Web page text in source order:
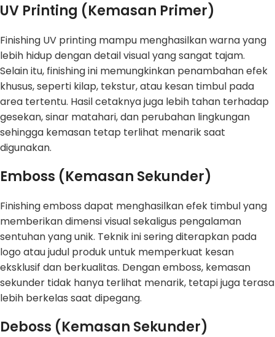
UV Printing (Kemasan Primer)
Finishing UV printing mampu menghasilkan warna yang
lebih hidup dengan detail visual yang sangat tajam.
Selain itu, finishing ini memungkinkan penambahan efek
khusus, seperti kilap, tekstur, atau kesan timbul pada
area tertentu. Hasil cetaknya juga lebih tahan terhadap
gesekan, sinar matahari, dan perubahan lingkungan
sehingga kemasan tetap terlihat menarik saat
digunakan.
Emboss (Kemasan Sekunder)
Finishing emboss dapat menghasilkan efek timbul yang
memberikan dimensi visual sekaligus pengalaman
sentuhan yang unik. Teknik ini sering diterapkan pada
logo atau judul produk untuk memperkuat kesan
eksklusif dan berkualitas. Dengan emboss, kemasan
sekunder tidak hanya terlihat menarik, tetapi juga terasa
lebih berkelas saat dipegang.
Deboss (Kemasan Sekunder)